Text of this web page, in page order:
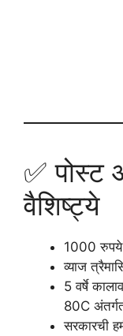
✅ पोस्ट
वैशिष्ट्ये
1000
व्याज
5 वर्षे
80C
सरकारची